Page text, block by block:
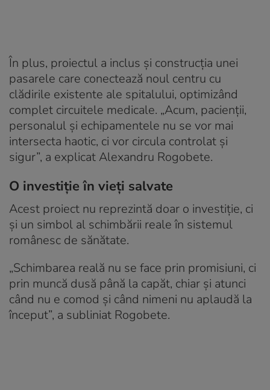
În plus, proiectul a inclus și construcția unei
pasarele care conectează noul centru cu
clădirile existente ale spitalului, optimizând
complet circuitele medicale. „Acum, pacienții,
personalul și echipamentele nu se vor mai
intersecta haotic, ci vor circula controlat și
sigur”, a explicat Alexandru Rogobete.
O investiție în vieți salvate
Acest proiect nu reprezintă doar o investiție, ci
și un simbol al schimbării reale în sistemul
românesc de sănătate.
„Schimbarea reală nu se face prin promisiuni, ci
prin muncă dusă până la capăt, chiar și atunci
când nu e comod și când nimeni nu aplaudă la
început”, a subliniat Rogobete.